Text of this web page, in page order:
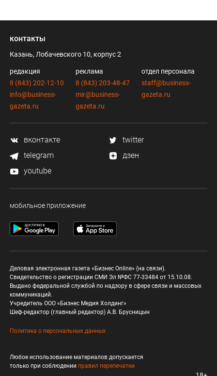
контакты
Казань, Лобачевского 10, корпус 2
редакция
8 (843) 202-12-10
info@business-
gazeta.ru
реклама
8 (843) 203-48-47
mir@business-
gazeta.ru
отдел персонала
staff@business-
gazeta.ru
вконтакте
twitter
telegram
дзен
youtube
мобильное приложение
Деловая электронная газета «Бизнес Online» (на связи).
Свидетельство о регистрации СМИ Эл №ФС 77-33484 от 15.10.08.
Выдано федеральной службой по надзору в сфере связи и массовых
коммуникаций.
Учредитель ООО «Бизнес Медия Холдинг»
Шеф-редактор (главный редактор) А.В. Брусницын
Политика о персональных данных
Любое использование материалов допускается
только при соблюдении правил перепечатки